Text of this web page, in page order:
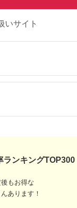
山形県 西川町
FYN9-784 山形県産
山形牛 A4等級以上 サ
いサイト
ランキングTOP300
もお得な
あります！